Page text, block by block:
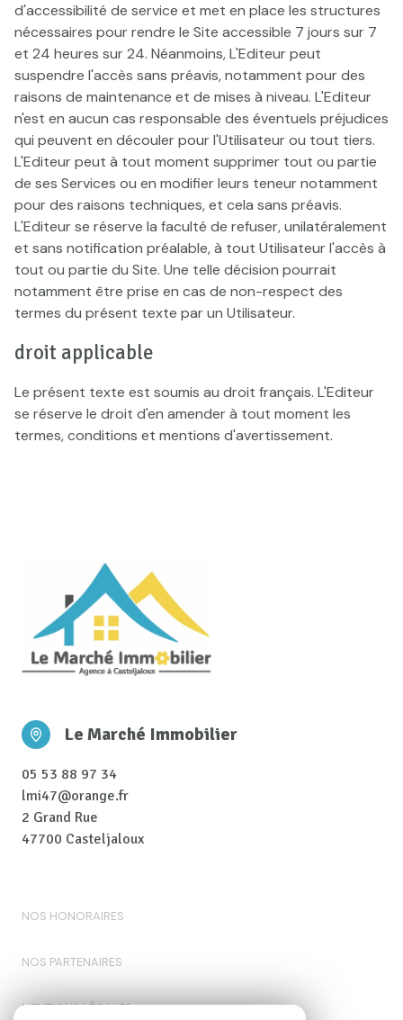
d'accessibilité de service et met en place les structures
nécessaires pour rendre le Site accessible 7 jours sur 7
et 24 heures sur 24. Néanmoins, L'Editeur peut
suspendre l'accès sans préavis, notamment pour des
raisons de maintenance et de mises à niveau. L'Editeur
n'est en aucun cas responsable des éventuels préjudices
qui peuvent en découler pour l'Utilisateur ou tout tiers.
L'Editeur peut à tout moment supprimer tout ou partie
de ses Services ou en modifier leurs teneur notamment
pour des raisons techniques, et cela sans préavis.
L'Editeur se réserve la faculté de refuser, unilatéralement
et sans notification préalable, à tout Utilisateur l'accès à
tout ou partie du Site. Une telle décision pourrait
notamment être prise en cas de non-respect des
termes du présent texte par un Utilisateur.
droit applicable
Le présent texte est soumis au droit français. L'Editeur
se réserve le droit d'en amender à tout moment les
termes, conditions et mentions d'avertissement.
Le Marché Immobilier
05 53 88 97 34
lmi47@orange.fr
2 Grand Rue
47700 Casteljaloux
NOS HONORAIRES
NOS PARTENAIRES
MENTIONS LÉGALES